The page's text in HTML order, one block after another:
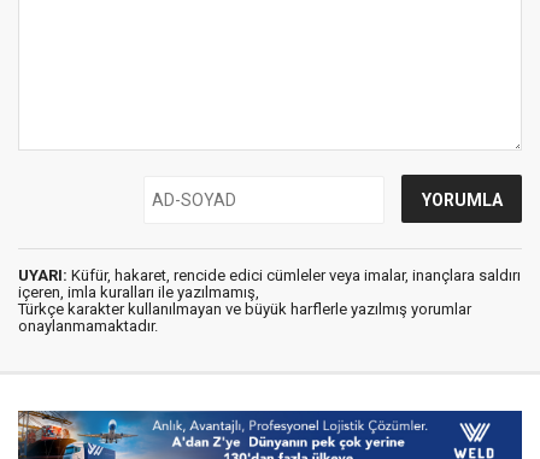
UYARI: Küfür, hakaret, rencide edici cümleler veya imalar, inançlara saldırı
içeren, imla kuralları ile yazılmamış,
Türkçe karakter kullanılmayan ve büyük harflerle yazılmış yorumlar
onaylanmamaktadır.